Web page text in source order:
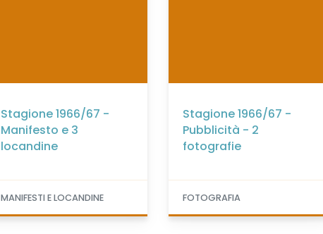
Stagione 1966/67 -
Manifesto e 3
locandine
MANIFESTI E LOCANDINE
Stagione 1966/67 -
Pubblicità - 2
fotografie
FOTOGRAFIA